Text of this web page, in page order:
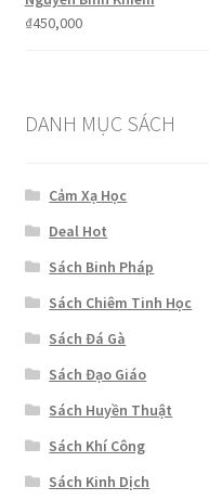
₫450,000
DANH MỤC SÁCH
Cảm Xạ Học
Deal Hot
Sách Binh Pháp
Sách Chiêm Tinh Học
Sách Đá Gà
Sách Đạo Giáo
Sách Huyền Thuật
Sách Khí Công
Sách Kinh Dịch